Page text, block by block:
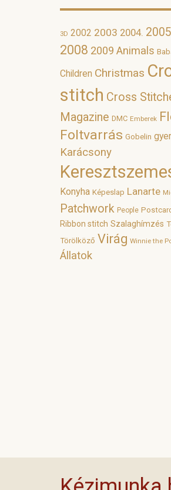
3D 2002 2003 2004. 2005
2008 2009 Animals
Children Christmas
stitch Cross
Magazine DMC Emberek
Foltvarrás Gobelin
Karácsony
Konyha Képeslap Lanarte
Patchwork People
Ribbon stitch Szalaghímzés
Törölköző Virág Winnie the
Állatok